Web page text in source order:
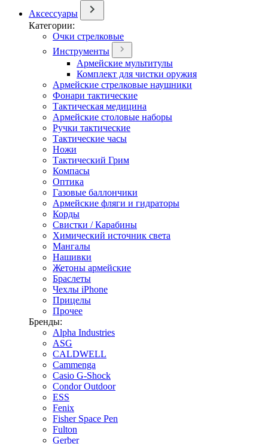
Аксессуары
Категории:
Очки стрелковые
Инструменты
Армейские мультитулы
Комплект для чистки оружия
Армейские стрелковые наушники
Фонари тактические
Тактическая медицина
Армейские столовые наборы
Ручки тактические
Тактические часы
Ножи
Тактический Грим
Компасы
Оптика
Газовые баллончики
Армейские фляги и гидраторы
Корды
Свистки / Карабины
Химический источник света
Мангалы
Нашивки
Жетоны армейские
Браслеты
Чехлы iPhone
Прицелы
Прочее
Бренды:
Alpha Industries
ASG
CALDWELL
Cammenga
Casio G-Shock
Condor Outdoor
ESS
Fenix
Fisher Space Pen
Fulton
Gerber